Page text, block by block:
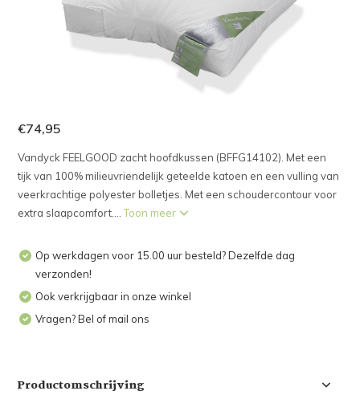
€74,95
Vandyck FEELGOOD zacht hoofdkussen (BFFG14102). Met een
tijk van 100% milieuvriendelijk geteelde katoen en een vulling van
veerkrachtige polyester bolletjes. Met een schoudercontour voor
extra slaapcomfort....Toon meer
Op werkdagen voor 15.00 uur besteld? Dezelfde dag
verzonden!
Ook verkrijgbaar in onze winkel
Vragen? Bel of mail ons
Productomschrijving